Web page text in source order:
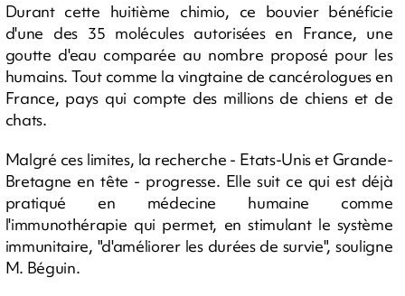
Durant cette huitième chimio, ce bouvier bénéficie
d'une des 35 molécules autorisées en France, une
goutte d'eau comparée au nombre proposé pour les
humains. Tout comme la vingtaine de cancérologues en
France, pays qui compte des millions de chiens et de
chats.
Malgré ces limites, la recherche - Etats-Unis et Grande-
Bretagne en tête - progresse. Elle suit ce qui est déjà
pratiqué en médecine humaine comme
l'immunothérapie qui permet, en stimulant le système
immunitaire, "d'améliorer les durées de survie", souligne
M. Béguin.